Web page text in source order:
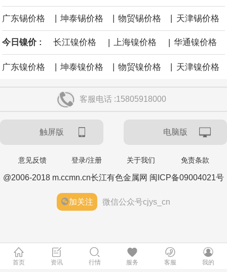
必和必拓港口联合工会：必和必拓西澳大利亚铁矿石业务的工人已
通知，将于8月9日实施24小时停工。
广东锡价格 坤泰锡价格 物贸锡价格 天津锡价格
今日镍价 : 长江镍价格 | 上海镍价格 | 华通镍价格
广东镍价格 | 坤泰镍价格 | 物贸镍价格 | 天津镍价格
客服电话 :15805918000
触屏版 电脑版
意见反馈 登录/注册 关于我们 免责条款
@2006-2018 m.ccmn.cn长江有色金属网 闽ICP备09004021号
加关注 微信公众号cjys_cn
首页 资讯 行情 服务 客服 我的